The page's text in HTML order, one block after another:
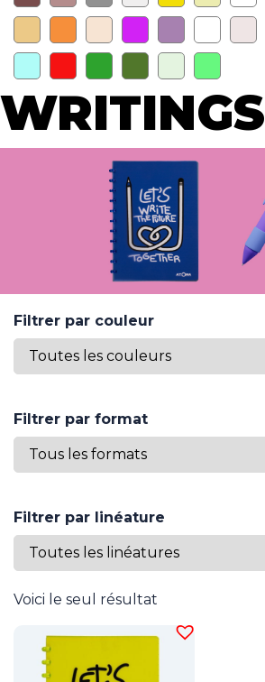
WRITINGS
Filtrer par couleur
Filtrer par format
Filtrer par linéature
Voici le seul résultat